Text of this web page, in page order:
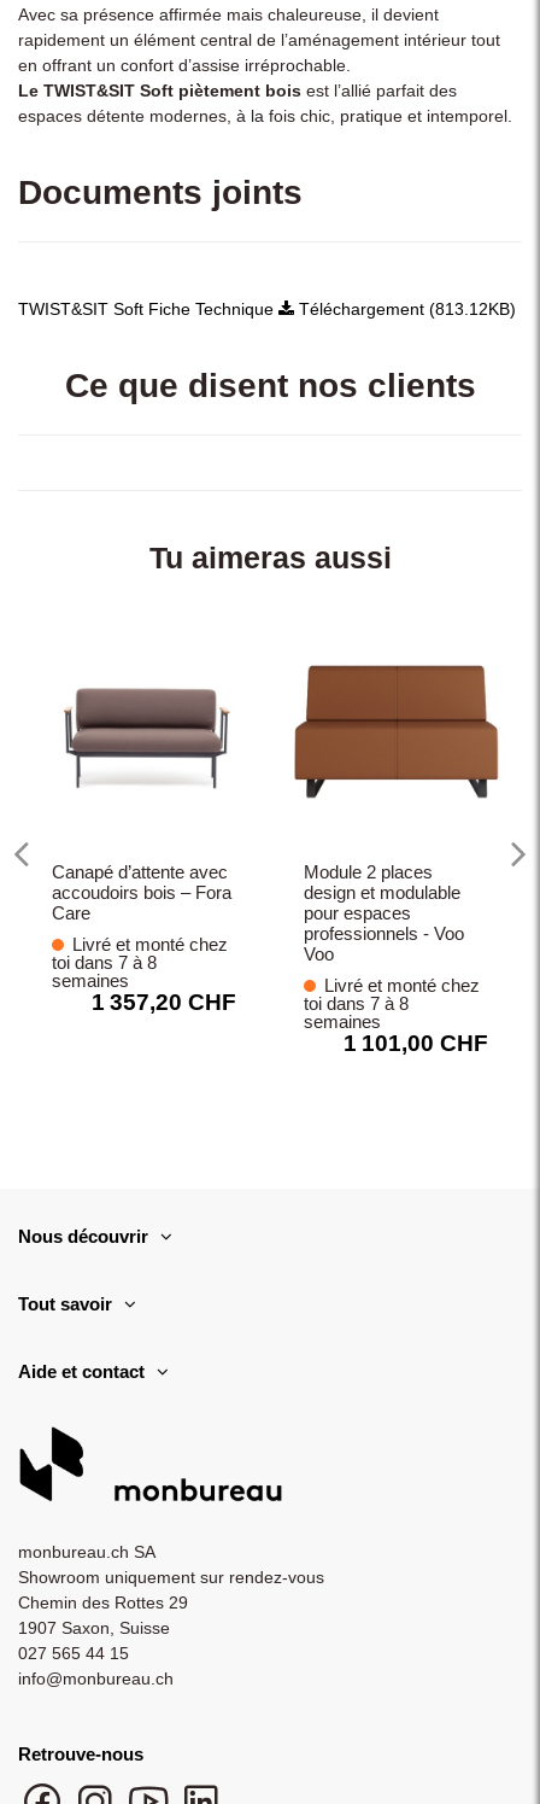
Avec sa présence affirmée mais chaleureuse, il devient
rapidement un élément central de l’aménagement intérieur tout
en offrant un confort d’assise irréprochable.
Le TWIST&SIT Soft piètement bois est l’allié parfait des
espaces détente modernes, à la fois chic, pratique et intemporel.
Documents joints
TWIST&SIT Soft Fiche Technique Téléchargement (813.12KB)
Ce que disent nos clients
Tu aimeras aussi
Canapé d’attente avec
accoudoirs bois – Fora
Care
Livré et monté chez
toi dans 7 à 8
semaines
1 357,20 CHF
Module 2 places
design et modulable
pour espaces
professionnels - Voo
Voo
Livré et monté chez
toi dans 7 à 8
semaines
1 101,00 CHF
Nous découvrir
Tout savoir
Aide et contact
monbureau.ch SA
Showroom uniquement sur rendez-vous
Chemin des Rottes 29
1907 Saxon, Suisse
027 565 44 15
info@monbureau.ch
Retrouve-nous
Facebook monbureau
Instagram monbureau
YouTube monbureau